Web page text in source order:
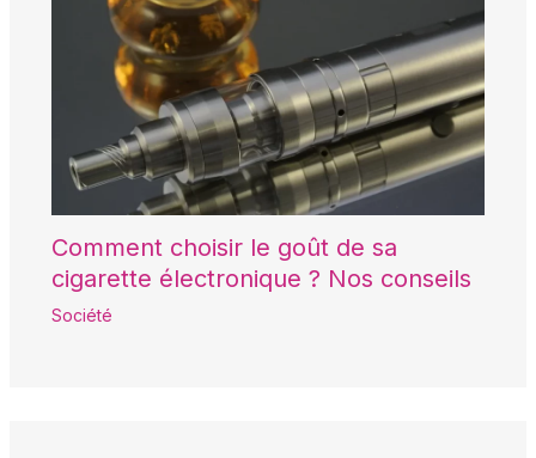
Comment choisir le goût de sa
cigarette électronique ? Nos conseils
Société